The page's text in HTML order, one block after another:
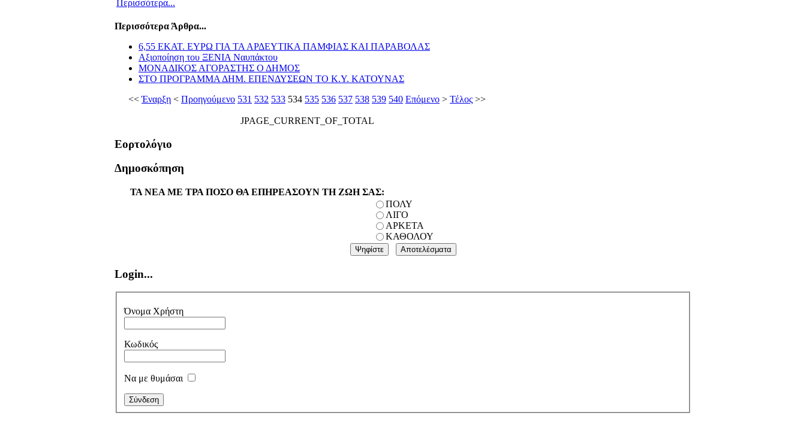
Περισσότερα...
Περισσότερα Άρθρα...
6,55 ΕΚΑΤ. ΕΥΡΩ ΓΙΑ ΤΑ ΑΡΔΕΥΤΙΚΑ ΠΑΜΦΙΑΣ ΚΑΙ ΠΑΡΑΒΟΛΑΣ
Aξιοποίηση του ΞΕΝΙΑ Ναυπάκτου
ΜΟΝΑΔΙΚΟΣ ΑΓΟΡΑΣΤΗΣ Ο ΔΗΜΟΣ
ΣΤΟ ΠΡΟΓΡΑΜΜΑ ΔΗΜ. ΕΠΕΝΔΥΣΕΩΝ ΤΟ Κ.Υ. ΚΑΤΟΥΝΑΣ
<<Έναρξη < Προηγούμενο 531 532 533 534 535 536 537 538 539 540 Επόμενο > Τέλος >>
JPAGE_CURRENT_OF_TOTAL
Εορτολόγιο
Δημοσκόπηση
ΤΑ ΝΕΑ ΜΕ ΤΡΑ ΠΟΣΟ ΘΑ ΕΠΗΡΕΑΣΟΥΝ ΤΗ ΖΩΗ ΣΑΣ:
ΠΟΛΥ
ΛΙΓΟ
ΑΡΚΕΤΑ
ΚΑΘΟΛΟΥ
Login...
Όνομα Χρήστη
Κωδικός
Να με θυμάσαι